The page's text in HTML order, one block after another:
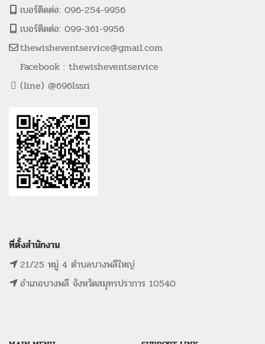
เบอร์ติดต่อ: 096-254-9956
เบอร์ติดต่อ: 099-361-9956
thewisheventservice@gmail.com
Facebook : thewisheventservice
(line) @696lssri
ที่ตั้งสำนักงาน
21/25 หมู่ 4 ตำบลบางพลีใหญ่
อำเภอบางพลี จังหวัดสมุทรปราการ 10540